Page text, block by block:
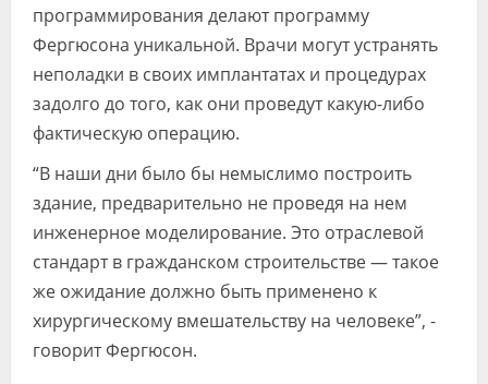
программирования делают программу
Фергюсона уникальной. Врачи могут устранять
неполадки в своих имплантатах и процедурах
задолго до того, как они проведут какую-либо
фактическую операцию.
“В наши дни было бы немыслимо построить
здание, предварительно не проведя на нем
инженерное моделирование. Это отраслевой
стандарт в гражданском строительстве — такое
же ожидание должно быть применено к
хирургическому вмешательству на человеке”, -
говорит Фергюсон.